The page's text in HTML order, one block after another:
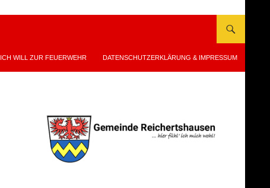
ICH WILL ZUR FEUERWEHR DATENSCHUTZERKLÄRUNG & IMPRESSUM